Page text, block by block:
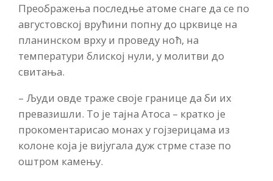
Преображења последње атоме снаге да се по
августовској врућини попну до црквице на
планинском врху и проведу ноћ, на
температури блиској нули, у молитви до
свитања.
– Људи овде траже своје границе да би их
превазишли. То је тајна Атоса – кратко је
прокоментарисао монах у гојзерицама из
колоне која је вијугала дуж стрме стазе по
оштром камењу.